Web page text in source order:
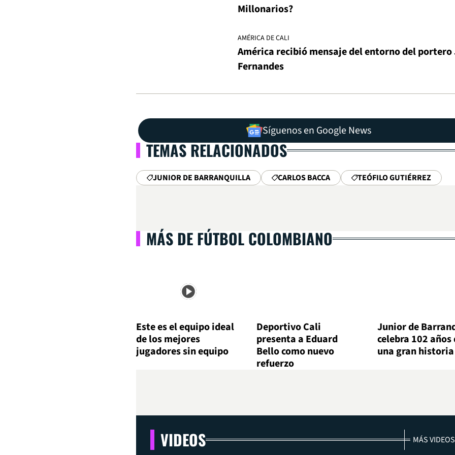
Millonarios?
AMÉRICA DE CALI
América recibió mensaje del entorno del portero
Fernandes
Síguenos en Google News
TEMAS RELACIONADOS
JUNIOR DE BARRANQUILLA CARLOS BACCA TEÓFILO GUTIÉRREZ
MÁS DE FÚTBOL COLOMBIANO
Este es el equipo ideal
de los mejores
jugadores sin equipo
Deportivo Cali
presenta a Eduard
Bello como nuevo
refuerzo
Junior de
celebra 102 años
una gran historia
VIDEOS MÁS VIDEOS